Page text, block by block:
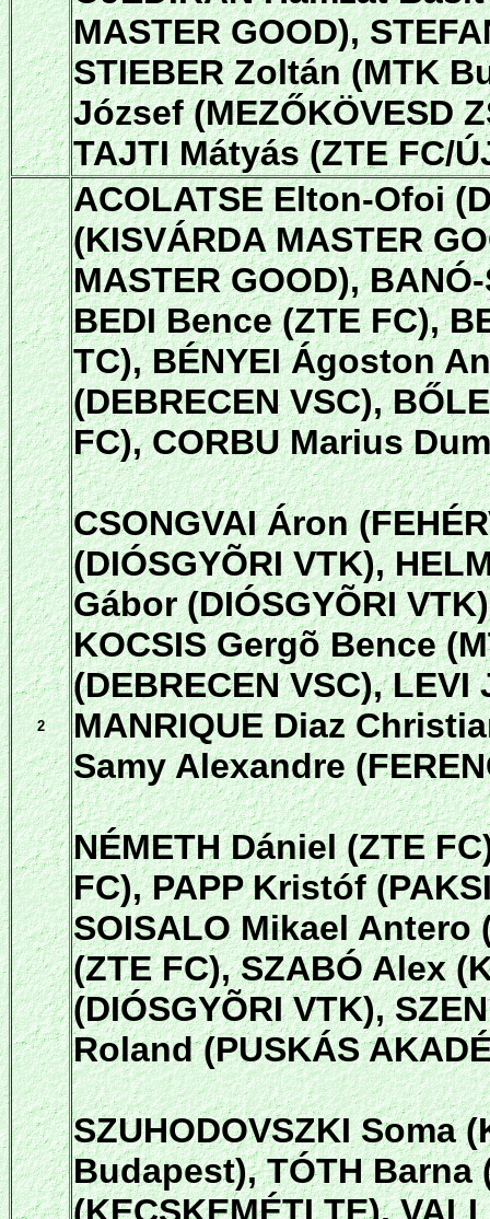
MASTER GOOD),
STIEBER Zoltán (MTK
József (MEZŐKÖVESD
TAJTI Mátyás (ZTE FC/
2
ACOLATSE Elton-Ofoi
(KISVÁRDA MASTER
MASTER GOOD),
BEDI Bence (ZTE FC),
TC), BÉNYEI Ágoston
(DEBRECEN VSC),
FC), CORBU Marius
CSONGVAI Áron
(DIÓSGYÕRI VTK),
Gábor (DIÓSGYÕRI
KOCSIS Gergõ Bence
(DEBRECEN VSC),
MANRIQUE Diaz
Samy Alexandre
NÉMETH Dániel (ZTE
FC), PAPP Kristóf
SOISALO Mikael Antero
(ZTE FC), SZABÓ Alex
(DIÓSGYÕRI VTK),
Roland (PUSKÁS
SZUHODOVSZKI Soma
Budapest), TÓTH Barna